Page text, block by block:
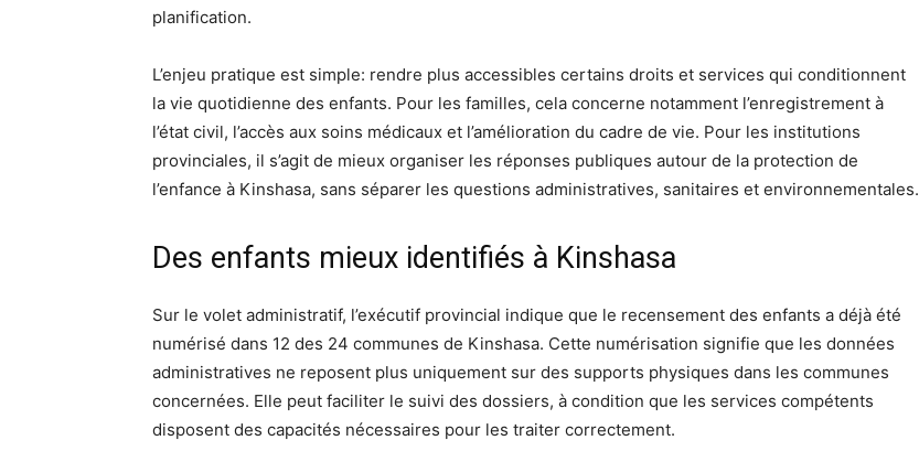
planification.
L’enjeu pratique est simple: rendre plus accessibles certains droits et services qui conditionnent
la vie quotidienne des enfants. Pour les familles, cela concerne notamment l’enregistrement à
l’état civil, l’accès aux soins médicaux et l’amélioration du cadre de vie. Pour les institutions
provinciales, il s’agit de mieux organiser les réponses publiques autour de la protection de
l’enfance à Kinshasa, sans séparer les questions administratives, sanitaires et environnementales.
Des enfants mieux identifiés à Kinshasa
Sur le volet administratif, l’exécutif provincial indique que le recensement des enfants a déjà été
numérisé dans 12 des 24 communes de Kinshasa. Cette numérisation signifie que les données
administratives ne reposent plus uniquement sur des supports physiques dans les communes
concernées. Elle peut faciliter le suivi des dossiers, à condition que les services compétents
disposent des capacités nécessaires pour les traiter correctement.